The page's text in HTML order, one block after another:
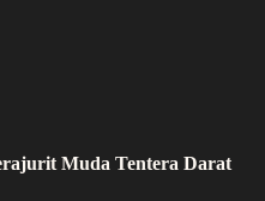
Muda Tentera Darat